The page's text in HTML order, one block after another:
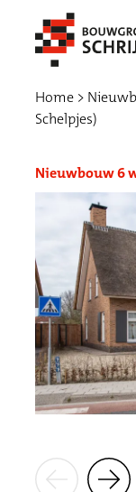
Home
Schelpjes)
Nieuwbouw 6